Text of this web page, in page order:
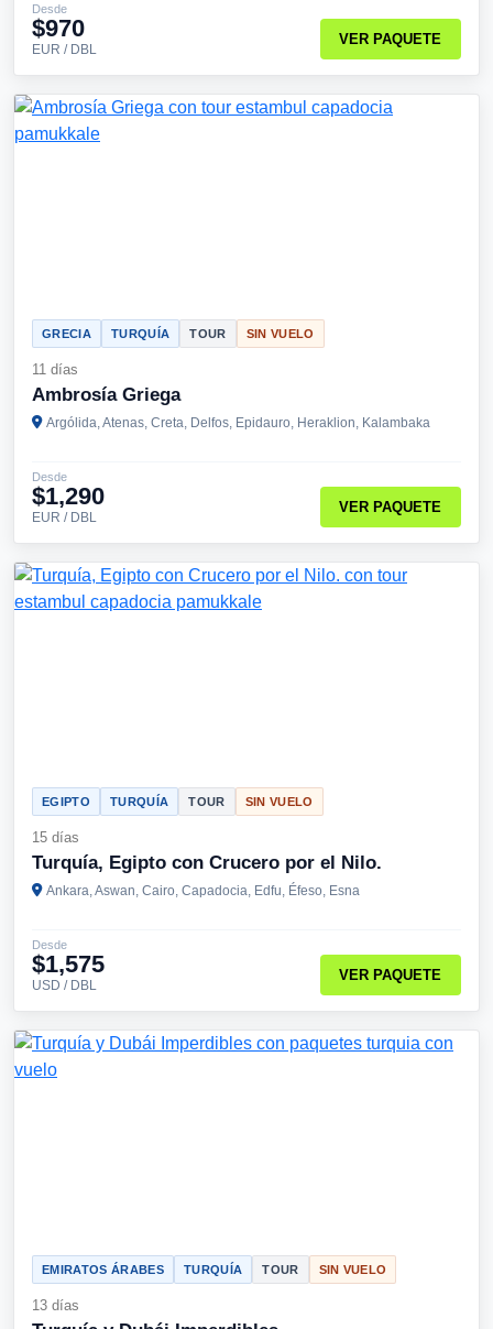
Desde
$970
EUR / DBL
VER PAQUETE
GRECIA TURQUÍA TOUR SIN VUELO
11 días
Ambrosía Griega
Argólida, Atenas, Creta, Delfos, Epidauro, Heraklion, Kalambaka
Desde
$1,290
EUR / DBL
VER PAQUETE
EGIPTO TURQUÍA TOUR SIN VUELO
15 días
Turquía, Egipto con Crucero por el Nilo.
Ankara, Aswan, Cairo, Capadocia, Edfu, Éfeso, Esna
Desde
$1,575
USD / DBL
VER PAQUETE
EMIRATOS ÁRABES TURQUÍA TOUR SIN VUELO
13 días